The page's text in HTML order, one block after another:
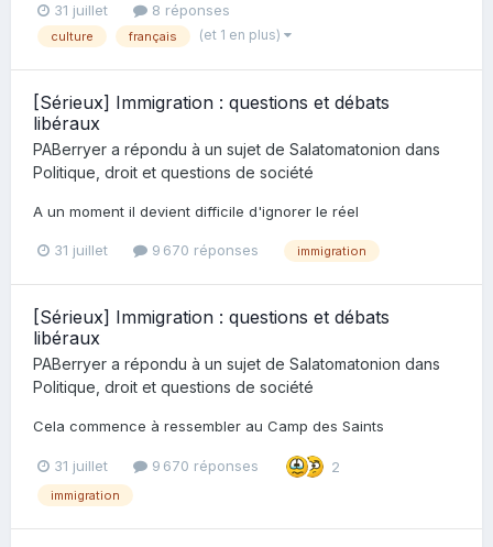
31 juillet 8 réponses
culture français (et 1 en plus)
[Sérieux] Immigration : questions et débats
libéraux
PABerryer a répondu à un sujet de Salatomatonion dans
Politique, droit et questions de société
A un moment il devient difficile d'ignorer le réel
31 juillet 9 670 réponses immigration
[Sérieux] Immigration : questions et débats
libéraux
PABerryer a répondu à un sujet de Salatomatonion dans
Politique, droit et questions de société
Cela commence à ressembler au Camp des Saints
31 juillet 9 670 réponses 2
immigration